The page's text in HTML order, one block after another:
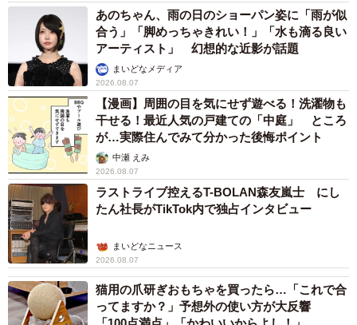
あのちゃん、雨の日のショーパン姿に「雨が似
合う」「脚めっちゃきれい！」「水も滴る良い
アーティスト」 幻想的な近影が話題
まいどなメディア
2026.08.07
【漫画】周囲の目を気にせず遊べる！洗濯物も
干せる！最近人気の戸建ての「中庭」 ところ
が…実際住んでみて分かった後悔ポイント
中瀬 えみ
2026.08.07
ラストライブ控えるT-BOLAN森友嵐士 にし
たん社長がTikTok内で独占インタビュー
まいどなニュース
2026.08.07
猫用の爪研ぎおもちゃを買ったら…「これで合
ってますか？」予想外の使い方が大反響